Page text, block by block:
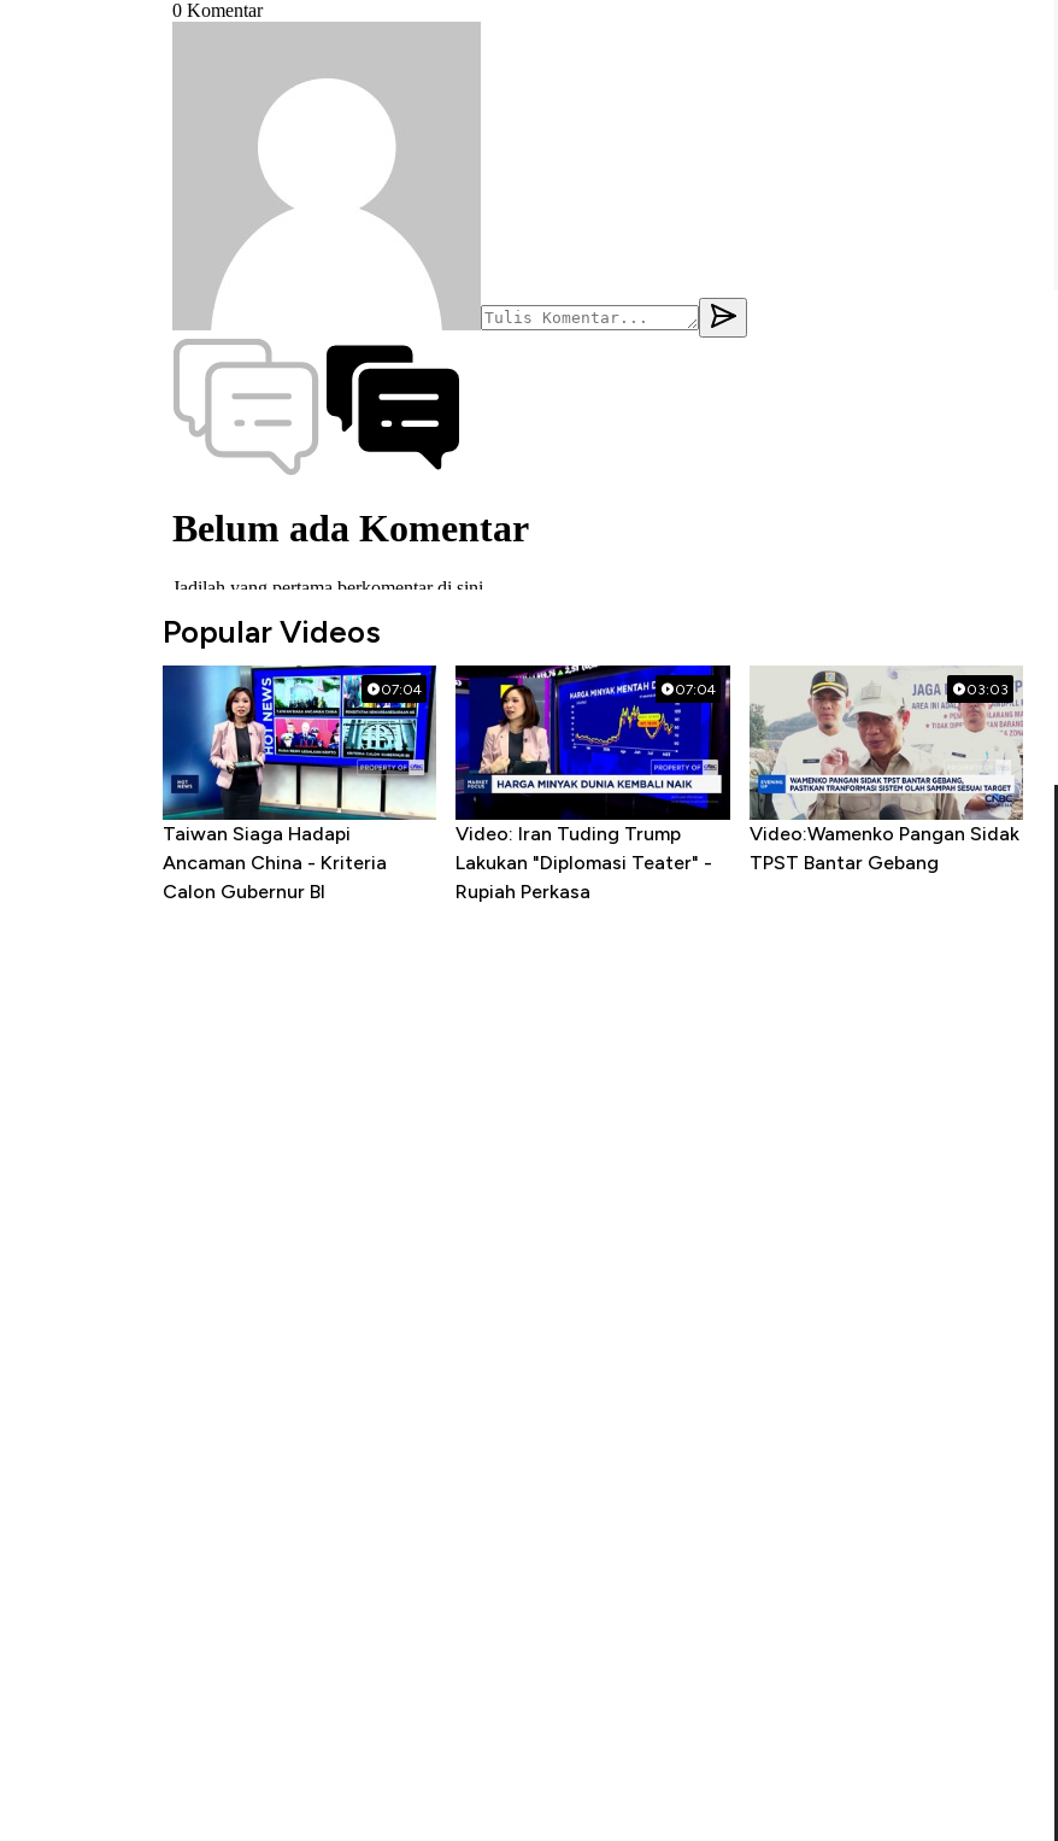
Popular Videos
07:04
Taiwan Siaga Hadapi
Ancaman China - Kriteria
Calon Gubernur BI
07:04
Video: Iran Tuding Trump
Lakukan "Diplomasi Teater" -
Rupiah Perkasa
03:03
Video:Wamenko Pangan Sidak
TPST Bantar Gebang